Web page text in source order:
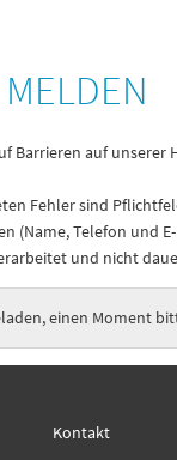
Barrieren auf unserer
Fehler sind
(Name, Telefon und
und nicht
einen Moment
Kontakt